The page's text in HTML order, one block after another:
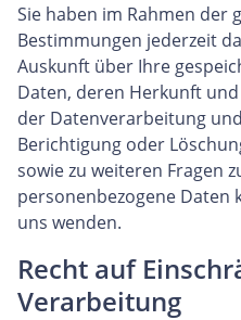
Sie haben im Rahmen der
Bestimmungen jederzeit
Auskunft über Ihre
Daten, deren Herkunft
der Datenverarbeitung
Berichtigung oder
sowie zu weiteren Fragen
personenbezogene Daten
uns wenden.
Recht auf
Verarbeitung